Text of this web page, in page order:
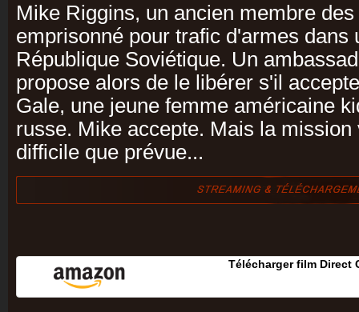
Mike Riggins, un ancien membre
emprisonné pour trafic d'armes dans
République Soviétique. Un
propose alors de le libérer s'il
Gale, une jeune femme américaine
russe. Mike accepte. Mais la
difficile que prévue...
Télécharger film Direct